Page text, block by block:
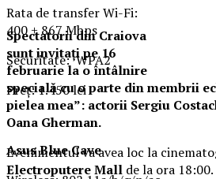
Rata de transfer Wi-Fi:
400 + 867 Mbps
Securitate: WPA2
Preţ: 1.450 lei
Asus Blue Cave
Spectatorii din Craiova
sunt invitați pe 16
februarie la o întâlnire
specială cu o parte din membrii
pielea mea”: actorii Sergiu
Oana Gherman.
Evenimentul va avea loc la
Electroputere Mall de la ora 18:00.